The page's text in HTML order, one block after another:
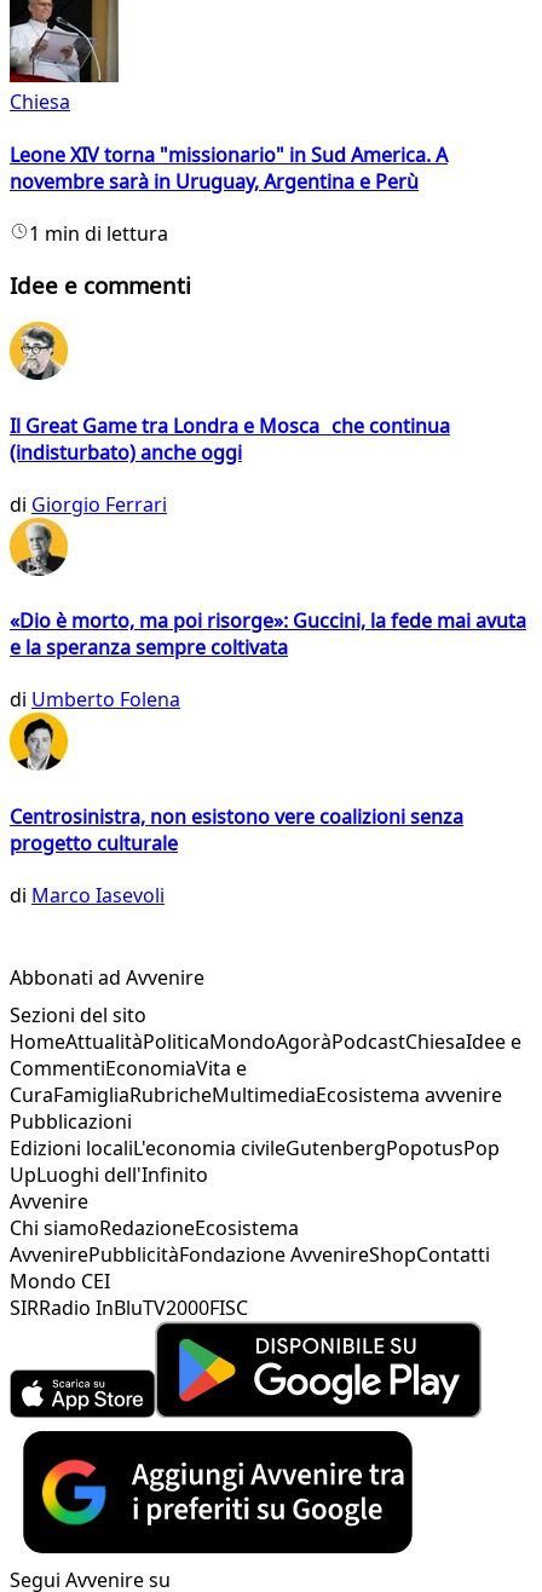
Chiesa
Leone XIV torna "missionario" in Sud America. A
novembre sarà in Uruguay, Argentina e Perù
1 min di lettura
Idee e commenti
Il Great Game tra Londra e Mosca che continua
(indisturbato) anche oggi
di Giorgio Ferrari
«Dio è morto, ma poi risorge»: Guccini, la fede mai avuta
e la speranza sempre coltivata
di Umberto Folena
Centrosinistra, non esistono vere coalizioni senza
progetto culturale
di Marco Iasevoli
Abbonati ad Avvenire
Sezioni del sito
HomeAttualitàPoliticaMondoAgoràPodcastChiesaIdee e
CommentiEconomiaVita e
CuraFamigliaRubricheMultimediaEcosistema avvenire
Pubblicazioni
Edizioni localiL'economia civileGutenbergPopotusPop
UpLuoghi dell'Infinito
Avvenire
Chi siamoRedazioneEcosistema
AvvenirePubblicitàFondazione AvvenireShopContatti
Mondo CEI
SIRRadio InBluTV2000FISC
Segui Avvenire su